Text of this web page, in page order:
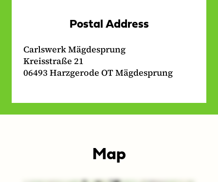
Postal Address
Carlswerk Mägdesprung
Kreisstraße 21
06493 Harzgerode OT Mägdesprung
Map